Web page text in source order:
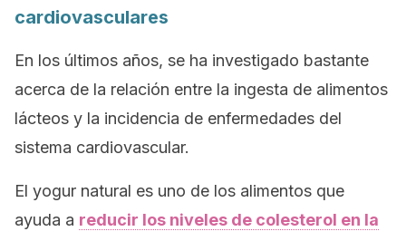
cardiovasculares
En los últimos años, se ha investigado bastante
acerca de la relación entre la ingesta de alimentos
lácteos y la incidencia de enfermedades del
sistema cardiovascular.
El yogur natural es uno de los alimentos que
ayuda a reducir los niveles de colesterol en la